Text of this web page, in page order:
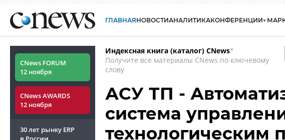
ГЛАВНАЯНОВОСТИАНАЛИТИКАКОНФЕРЕНЦИИ
CNews FORUM
12 ноября
CNews AWARDS
12 ноября
30 лет рынку ERP
Индексная книга (каталог) CNews*
Получите все материалы CNews по ключевому
слову
АСУ ТП -
система
технологическим